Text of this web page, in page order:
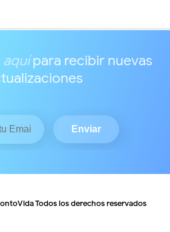
aquípara recibir nuevas
Todos los derechos reservados